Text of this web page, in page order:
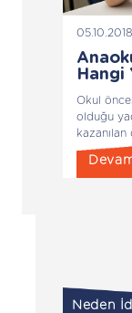
05.10.2018
Hangi
Okul
olduğu
boyunca
sağlıklı
Neden